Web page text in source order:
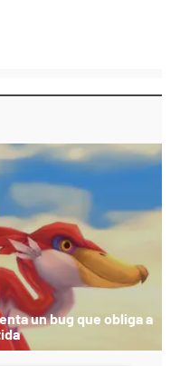
un bug que obliga a